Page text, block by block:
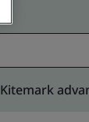
Kitemark